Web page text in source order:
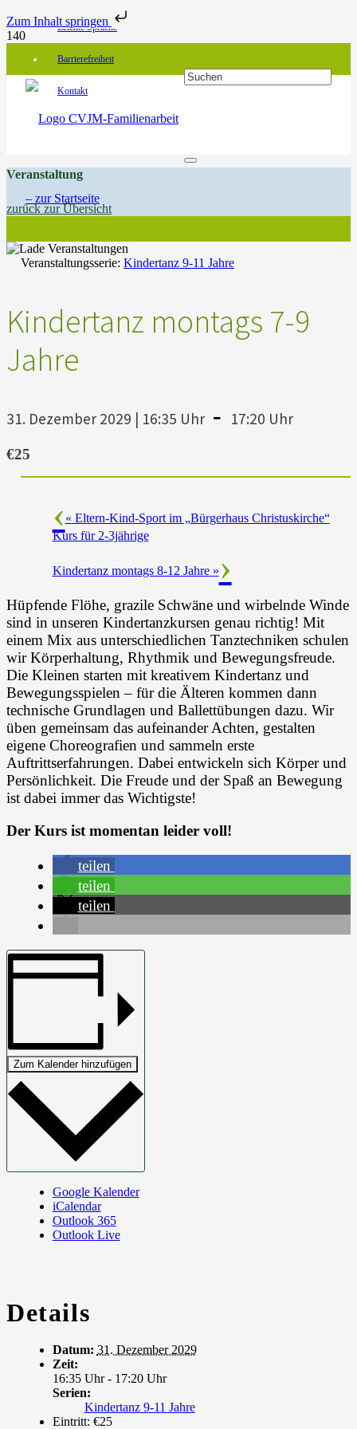
Zum Inhalt springen
Leichte Sprache
Barrierefreiheit
Kontakt
Veranstaltung
zurück zur Übersicht
Veranstaltungsserie: Kindertanz 9-11 Jahre
Kindertanz montags 7-9
Jahre
31. Dezember 2029 | 16:35 Uhr - 17:20 Uhr
€25
« Eltern-Kind-Sport im „Bürgerhaus Christuskirche“
Kurs für 2-3jährige
Kindertanz montags 8-12 Jahre »
Hüpfende Flöhe, grazile Schwäne und wirbelnde Winde
sind in unseren Kindertanzkursen genau richtig! Mit
einem Mix aus unterschiedlichen Tanztechniken schulen
wir Körperhaltung, Rhythmik und Bewegungsfreude.
Die Kleinen starten mit kreativem Kindertanz und
Bewegungsspielen – für die Älteren kommen dann
technische Grundlagen und Ballettübungen dazu. Wir
üben gemeinsam das aufeinander Achten, gestalten
eigene Choreografien und sammeln erste
Auftrittserfahrungen. Dabei entwickeln sich Körper und
Persönlichkeit. Die Freude und der Spaß an Bewegung
ist dabei immer das Wichtigste!
Der Kurs ist momentan leider voll!
teilen
teilen
teilen
Zum Kalender hinzufügen
Google Kalender
iCalendar
Outlook 365
Outlook Live
Details
Datum: 31. Dezember 2029
Zeit:
16:35 Uhr - 17:20 Uhr
Serien:
Kindertanz 9-11 Jahre
Eintritt: €25